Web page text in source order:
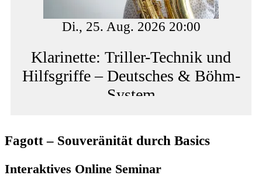
Di., 25. Aug. 2026 20:00
Klarinette: Triller-Technik und
Hilfsgriffe – Deutsches & Böhm-
System
Fagott – Souveränität durch Basics
Interaktives Online Seminar